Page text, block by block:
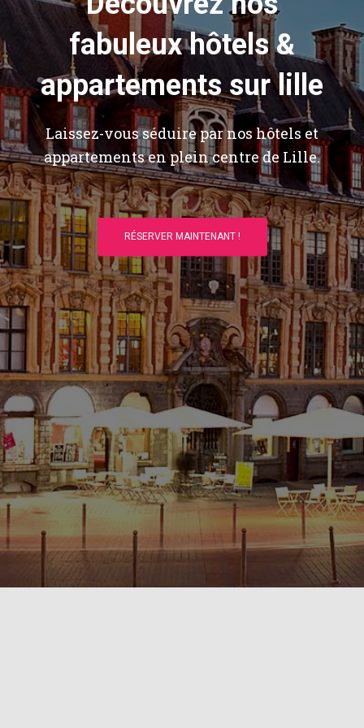
fabuleux hôtels &
appartements sur lille
Laissez-vous séduire par nos hôtels et
appartements en plein centre de Lille.
RÉSERVER MAINTENANT !